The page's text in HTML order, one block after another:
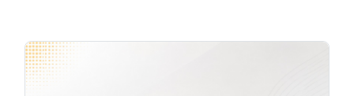
Notícias
em